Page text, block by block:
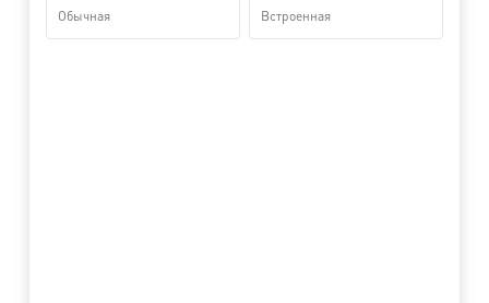
Обычная Встроенная